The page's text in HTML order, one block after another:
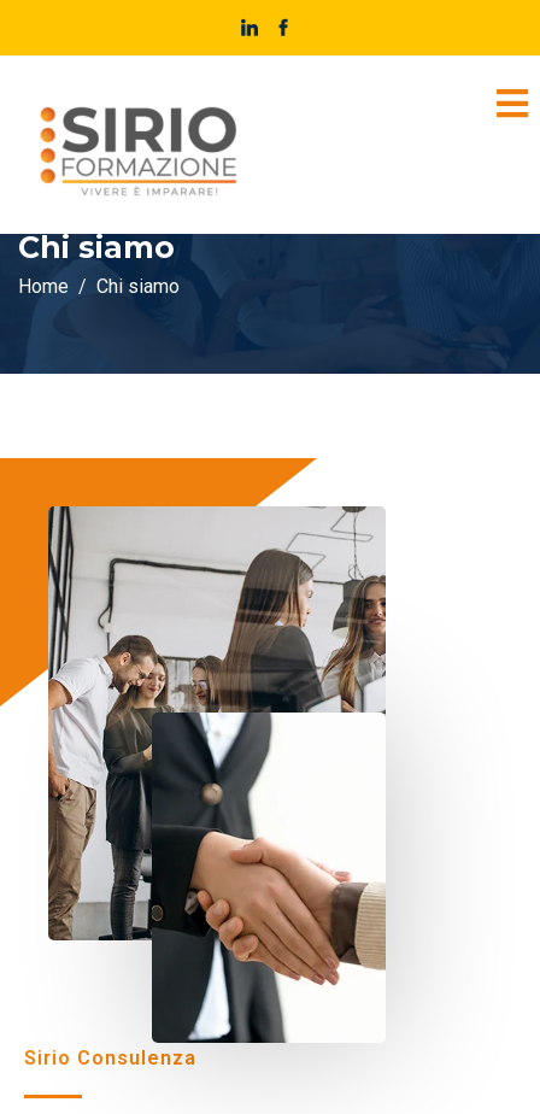
Chi siamo
Home Chi siamo
Sirio Consulenza